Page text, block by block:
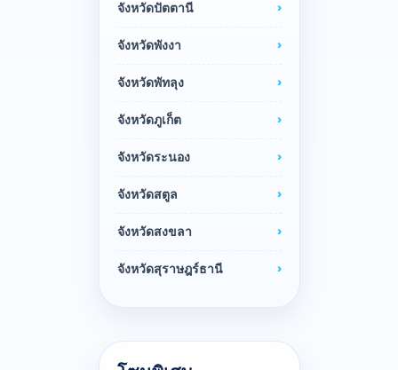
จังหวัดปัตตานี
จังหวัดพังงา
จังหวัดพัทลุง
จังหวัดภูเก็ต
จังหวัดระนอง
จังหวัดสตูล
จังหวัดสงขลา
จังหวัดสุราษฎร์ธานี